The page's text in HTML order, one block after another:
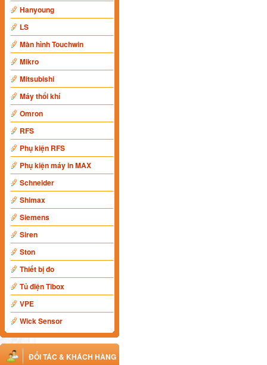
Hanyoung
LS
Màn hình Touchwin
Mikro
Mitsubishi
Máy thổi khí
Omron
RFS
Phụ kiện RFS
Phụ kiện máy in MAX
Schneider
Shimax
Siemens
Siren
Ston
Thiết bị đo
Tủ điện Tibox
VPE
Wick Sensor
ĐỐI TÁC & KHÁCH HÀNG